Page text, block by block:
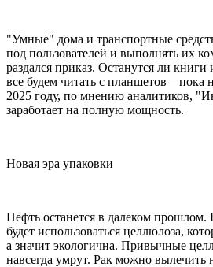
"Умные" дома и транспортные
под пользователей и выполнять их
раздался приказ. Останутся ли
все будем читать с планшетов –
2025 году, по мнению аналитиков,
заработает на полную мощность.
Новая эра упаковки
Нефть останется в далеком прошлом.
будет использоваться целлюлоза,
а значит экологична. Привычные
навсегда умрут. Рак можно вылечить